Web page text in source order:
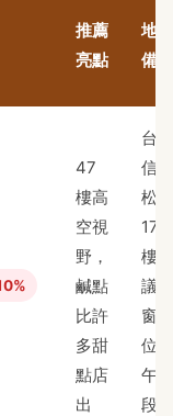
推薦
亮點
地
備註
47
樓高
空視
野，
鹹點
比許
多甜
點店
出
台
信
松
17
樓
議
窗邊
位
午
段為